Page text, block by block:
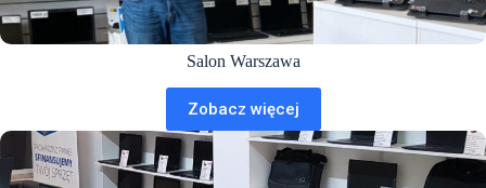
Salon Warszawa
Zobacz więcej